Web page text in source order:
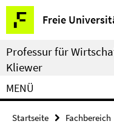
Springe
direkt
zu
Inhalt
Freie
Service-
Navigation
Professur für
Kliewer
MENÜ
Startseite Fachbereich